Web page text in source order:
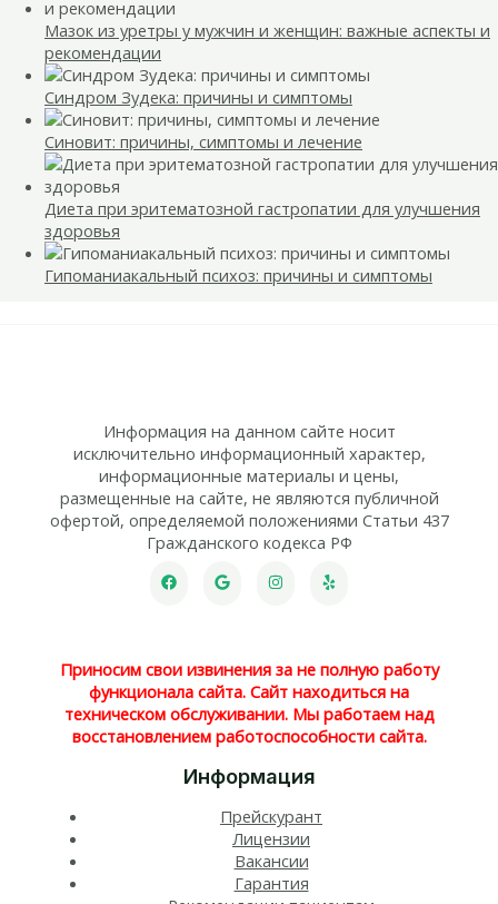
Мазок из уретры у мужчин и женщин: важные аспекты и
рекомендации
Синдром Зудека: причины и симптомы
Синовит: причины, симптомы и лечение
Диета при эритематозной гастропатии для улучшения
здоровья
Гипоманиакальный психоз: причины и симптомы
Информация на данном сайте носит
исключительно информационный характер,
информационные материалы и цены,
размещенные на сайте, не являются публичной
офертой, определяемой положениями Статьи 437
Гражданского кодекса РФ
Приносим свои извинения за не полную работу
функционала сайта. Сайт находиться на
техническом обслуживании. Мы работаем над
восстановлением работоспособности сайта.
Информация
Прейскурант
Лицензии
Вакансии
Гарантия